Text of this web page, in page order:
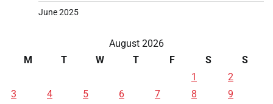
June 2025
August 2026
M
T W T F S
S
1
2
3
4 5 6 7 8
9